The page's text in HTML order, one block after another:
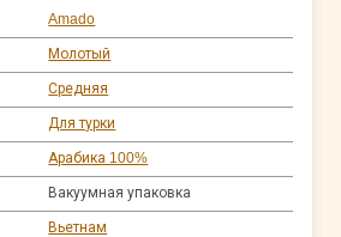
Amado
Молотый
Средняя
Для турки
Арабика 100%
Вакуумная упаковка
Вьетнам